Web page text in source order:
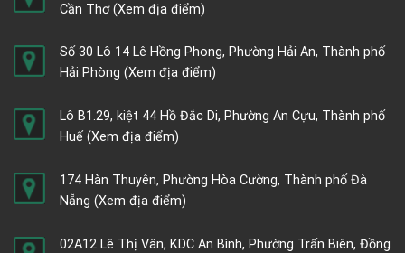
Cần Thơ(Xem địa điểm)
Số 30 Lô 14 Lê Hồng Phong, Phường Hải An, Thành phố
Hải Phòng (Xem địa điểm)
Lô B1.29, kiệt 44 Hồ Đắc Di, Phường An Cựu, Thành phố
Huế (Xem địa điểm)
174 Hàn Thuyên, Phường Hòa Cường, Thành phố Đà
Nẵng (Xem địa điểm)
02A12 Lê Thị Vân, KDC An Bình, Phường Trấn Biên, Đồng